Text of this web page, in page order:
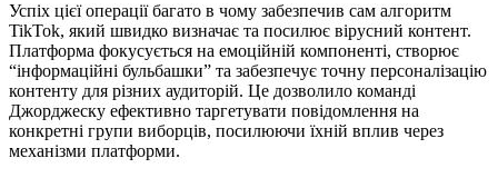
Успіх цієї операції багато в чому забезпечив сам алгоритм
TikTok, який швидко визначає та посилює вірусний контент.
Платформа фокусується на емоційній компоненті, створює
“інформаційні бульбашки” та забезпечує точну персоналізацію
контенту для різних аудиторій. Це дозволило команді
Джорджеску ефективно таргетувати повідомлення на
конкретні групи виборців, посилюючи їхній вплив через
механізми платформи.